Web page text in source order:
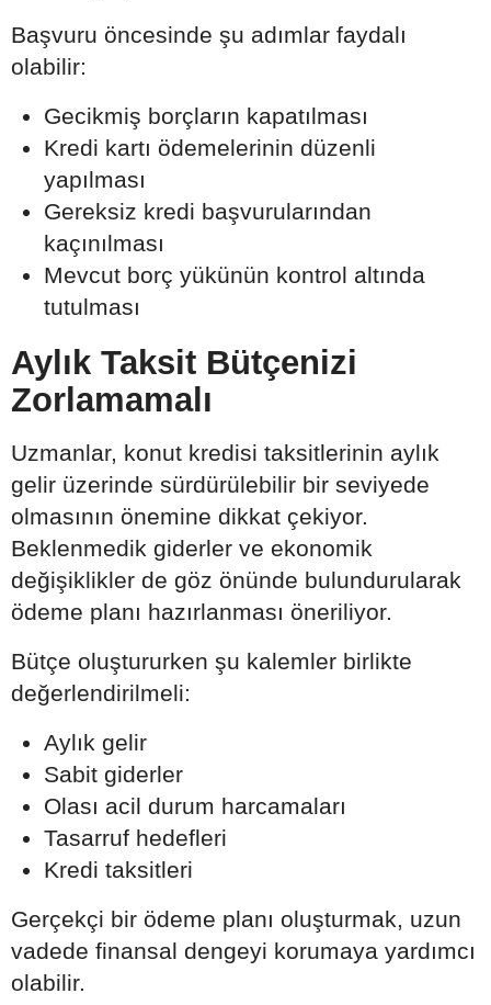
Başvuru öncesinde şu adımlar faydalı
olabilir:
Gecikmiş borçların kapatılması
Kredi kartı ödemelerinin düzenli
yapılması
Gereksiz kredi başvurularından
kaçınılması
Mevcut borç yükünün kontrol altında
tutulması
Aylık Taksit Bütçenizi
Zorlamamalı
Uzmanlar, konut kredisi taksitlerinin aylık
gelir üzerinde sürdürülebilir bir seviyede
olmasının önemine dikkat çekiyor.
Beklenmedik giderler ve ekonomik
değişiklikler de göz önünde bulundurularak
ödeme planı hazırlanması öneriliyor.
Bütçe oluştururken şu kalemler birlikte
değerlendirilmeli:
Aylık gelir
Sabit giderler
Olası acil durum harcamaları
Tasarruf hedefleri
Kredi taksitleri
Gerçekçi bir ödeme planı oluşturmak, uzun
vadede finansal dengeyi korumaya yardımcı
olabilir.